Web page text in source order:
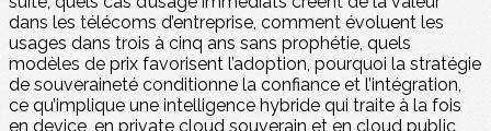
dans les télécoms d’entreprise, comment évoluent les
usages dans trois à cinq ans sans prophétie, quels
modèles de prix favorisent l’adoption, pourquoi la stratégie
de souveraineté conditionne la confiance et l’intégration,
ce qu’implique une intelligence hybride qui traite à la fois
en device, en private cloud souverain et en cloud public,